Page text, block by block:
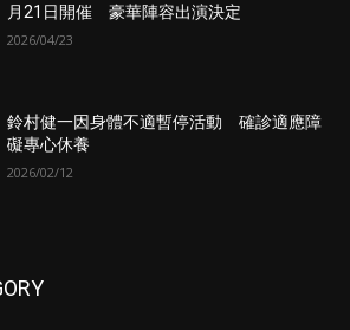
月21日開催 豪華陣容出演決定
2026/04/23
鈴村健一因身體不適暫停活動 確診適應障
礙專心休養
2026/02/12